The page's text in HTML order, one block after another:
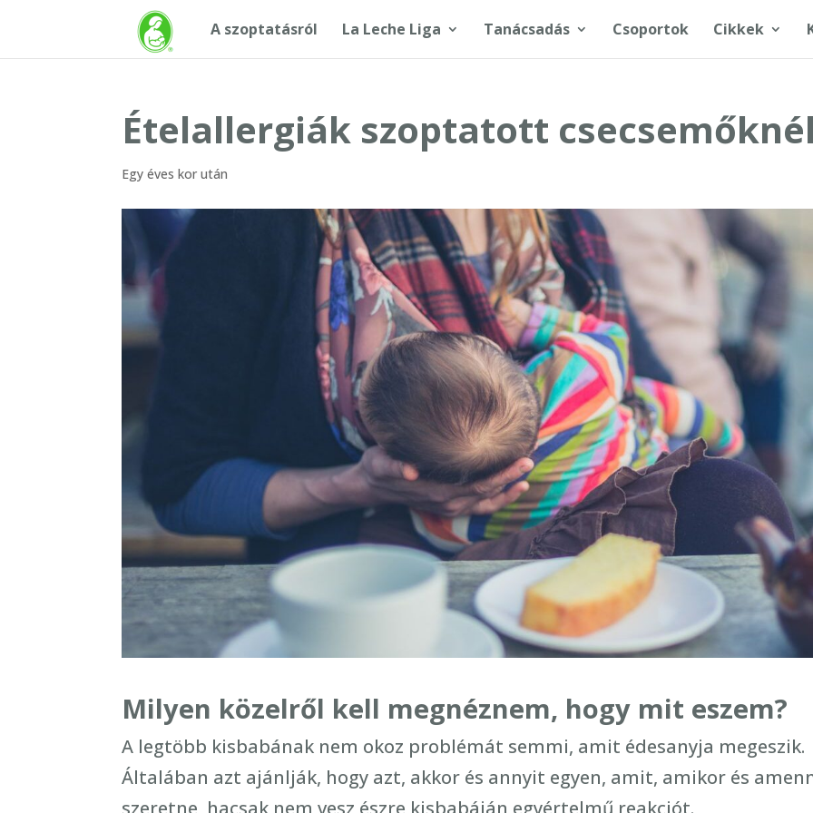
A szoptatásról La Leche Liga Tanácsadás Csoportok Cikkek
Ételallergiák szoptatott
Egy éves kor után
Milyen közelről kell megnéznem, hogy mit eszem?
A legtöbb kisbabának nem okoz problémát semmi, amit édesanyja megeszik.
Általában azt ajánlják, hogy azt, akkor és annyit egyen, amit, amikor és
szeretne, hacsak nem vesz észre kisbabáján egyértelmű reakciót.